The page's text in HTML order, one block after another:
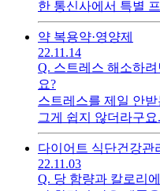
한 통신사에서 특별
사은품을 엄청 준다
인데 사은품에 스마트
품권 등 제가 생각했
더라구요.이렇게 사은
하는 것일텐데..이런
매로 나오는 것일까요
약 복용약·영양제
22.11.14
Q. 스트레스 해소하
요?
스트레스를 제일 안
그게 쉽지 않더라구
것도 한계가 있는 거
성분을 먹기라도 해야
몸에서 어떤 호르몬(
(성분?)을 없애거나
다이어트 식단건강관
22.11.03
Q. 당 함량과 칼로리